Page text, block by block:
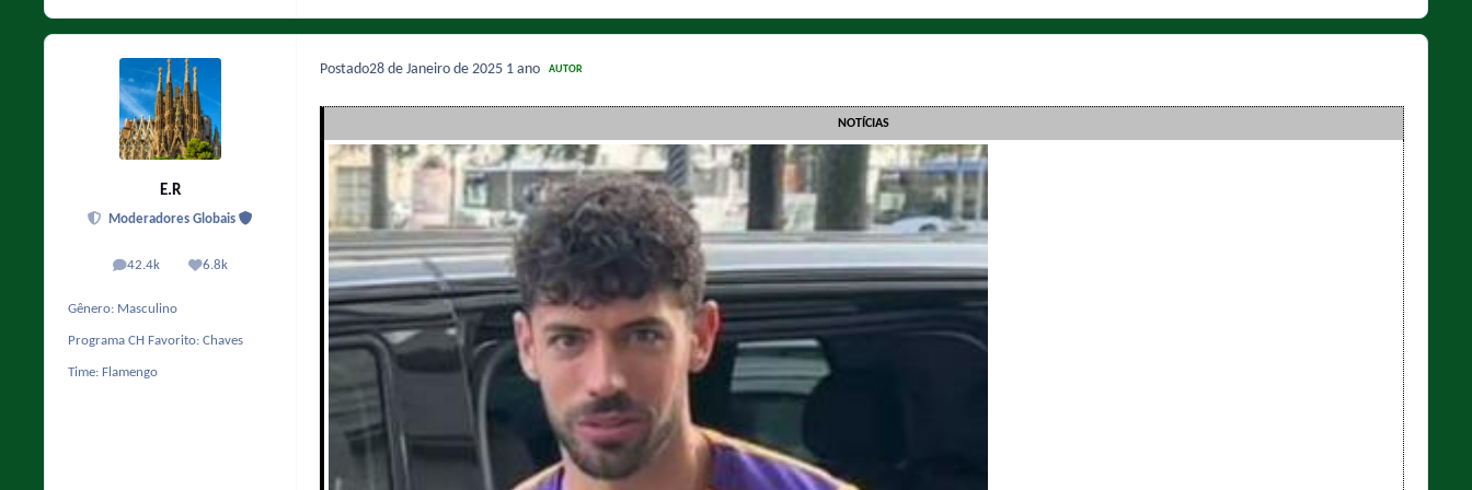
E.R
Moderadores Globais
42.4k
posts 6.8k
Reputação
Gênero: Masculino
Programa CH Favorito: Chaves
Time: Flamengo
Postado28 de Janeiro de 2025 1 ano AUTOR
NOTÍCIAS